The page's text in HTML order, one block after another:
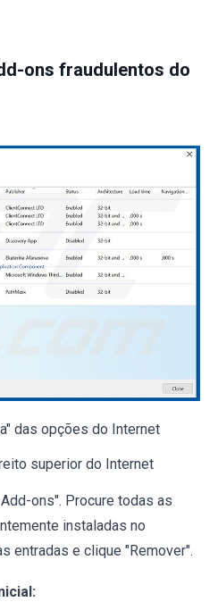
ons fraudulentos do
das opções do Internet
superior do Internet
ons". Procure todas as
instaladas no
entradas e clique "Remover".